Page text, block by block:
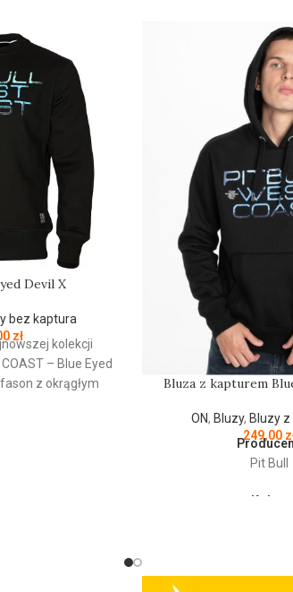
Devil X
bez kaptura
zł
kolekcji
COAST – Blue Eyed
z okrągłym
Bluza z kapturem
ON, Bluzy, Bluzy
249,00
Pit Bull
Kolor:
kolekcji firmy PIT BULL